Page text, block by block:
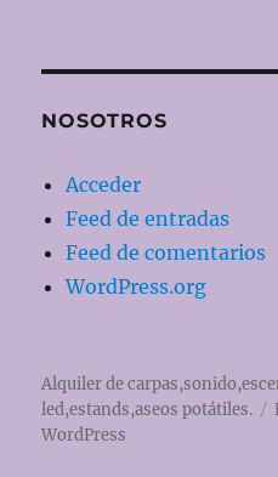
NOSOTROS
Acceder
Feed de entradas
Feed de comentarios
WordPress.org
Alquiler de
led,estands,aseos potátiles.
WordPress